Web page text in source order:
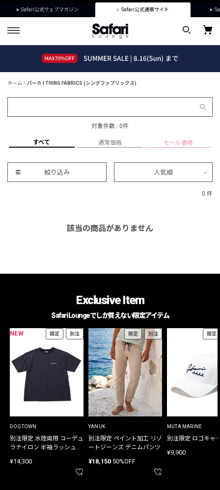
Safari公式ウェブマガジン Safari公式通販サイト
ホーム パーカ | THING FABRICS (シングファブリックス)
対象件数 : 0件
すべて 通常価格 セール価格
絞り込み 人気順
0 件
該当の商品がありません
Exclusive Item
Safari Loungeでしか買えない限定アイテム
NEW 限定 別注
DOGTOWN
別注限定 水陸両用 コーデュ
ラナイロン 半袖ラッシュガ
¥14,300
限定 別注
YANUK
別注限定 ペイント加工 リゾ
ートジーンズ デニムパンツ
¥18,150 50%OFF
限定
MUTA MARINE
別注限定 ロゴキャ
¥9,900